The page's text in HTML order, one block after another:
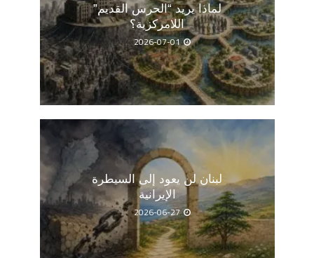
لماذا يريد “الحرس القديم”
اللامركزية؟
2026-07-01
لبنان لن يعود إلى السيطرة
الإيرانية
2026-06-27